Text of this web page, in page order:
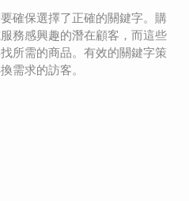
確保選擇了正確的關鍵字。購
務感興趣的潛在顧客，而這些
所需的商品。有效的關鍵字策
需求的訪客。